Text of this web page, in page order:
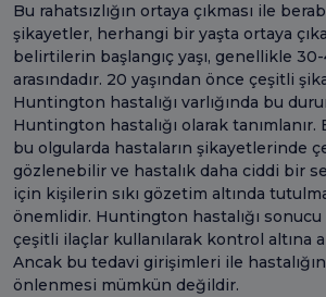
Bu rahatsızlığın ortaya çıkması ile
şikayetler, herhangi bir yaşta ortaya
belirtilerin başlangıç yaşı, genellikle 30-
arasındadır. 20 yaşından önce çeşitli
Huntington hastalığı varlığında bu
Huntington hastalığı olarak tanımlanır.
bu olgularda hastaların şikayetlerinde
gözlenebilir ve hastalık daha ciddi bir
için kişilerin sıkı gözetim altında
önemlidir. Huntington hastalığı
çeşitli ilaçlar kullanılarak kontrol altına
Ancak bu tedavi girişimleri ile
önlenmesi mümkün değildir.